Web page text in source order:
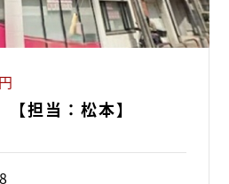
円
担当：松本】